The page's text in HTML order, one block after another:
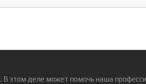
этом деле может помочь наша